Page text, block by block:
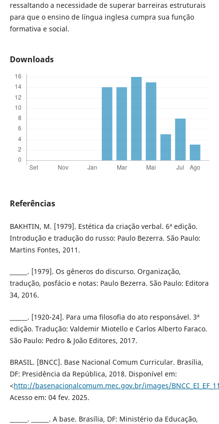
ressaltando a necessidade de superar barreiras estruturais
para que o ensino de língua inglesa cumpra sua função
formativa e social.
Downloads
Referências
BAKHTIN, M. [1979]. Estética da criação verbal. 6ª edição.
Introdução e tradução do russo: Paulo Bezerra. São Paulo:
Martins Fontes, 2011.
______. [1979]. Os gêneros do discurso. Organização,
tradução, posfácio e notas: Paulo Bezerra. São Paulo: Editora
34, 2016.
______. [1920-24]. Para uma filosofia do ato responsável. 3ª
edição. Tradução: Valdemir Miotello e Carlos Alberto Faraco.
São Paulo: Pedro & João Editores, 2017.
BRASIL. [BNCC]. Base Nacional Comum Curricular. Brasília,
DF: Presidência da República, 2018. Disponível em:
<http://basenacionalcomum.mec.gov.br/images/
Acesso em: 04 fev. 2025.
______. ______. A base. Brasília, DF: Ministério da Educação,